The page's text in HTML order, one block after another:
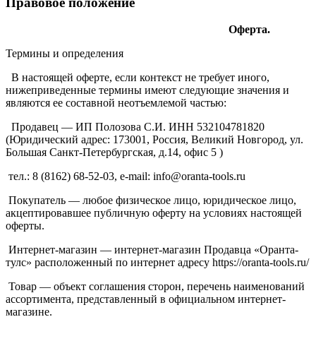
Оферта.
Термины и определения
В настоящей оферте, если контекст не требует иного,
нижеприведенные термины имеют следующие значения и
являются ее составной неотъемлемой частью:
Продавец — ИП Полозова С.И. ИНН 532104781820
(Юридический адрес: 173001, Россия, Великий Новгород, ул.
Большая Санкт-Петербургская, д.14, офис 5 )
тел.: 8 (8162) 68-52-03, e-mail: info@oranta-tools.ru
Покупатель — любое физическое лицо, юридическое лицо,
акцептировавшее публичную оферту на условиях настоящей
оферты.
Интернет-магазин — интернет-магазин Продавца «Оранта-
тулс» расположенный по интернет адресу https://oranta-tools.ru/
Товар — объект соглашения сторон, перечень наименований
ассортимента, представленный в официальном интернет-
магазине.